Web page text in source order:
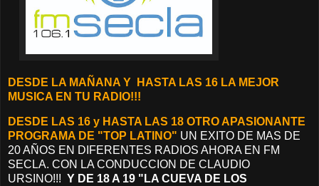
D ESDE LA MAÑANA Y
HASTA LAS 16 LA MEJOR
MUSICA EN TU RADIO!!!
DESDE LAS 16 y HASTA LAS 18 OTRO APASIONANTE
PROGRAMA DE "TOP LATINO" UN EXITO DE MAS DE
20 AÑOS EN DIFERENTES RADIOS AHORA EN FM
SECLA. CON LA CONDUCCION DE CLAUDIO
URSINO!!! Y DE 18 A 19 "LA CUEVA DE LOS